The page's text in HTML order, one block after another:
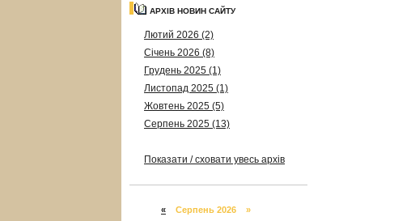
АРХІВ НОВИН САЙТУ
Лютий 2026 (2)
Січень 2026 (8)
Грудень 2025 (1)
Листопад 2025 (1)
Жовтень 2025 (5)
Серпень 2025 (13)
Показати / сховати увесь архів
« Серпень 2026 »